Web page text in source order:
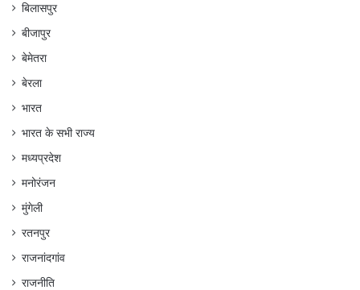
बिलासपुर
बीजापुर
बेमेतरा
बेरला
भारत
भारत के सभी राज्य
मध्यप्रदेश
मनोरंजन
मुंगेली
रतनपुर
राजनांदगांव
राजनीति